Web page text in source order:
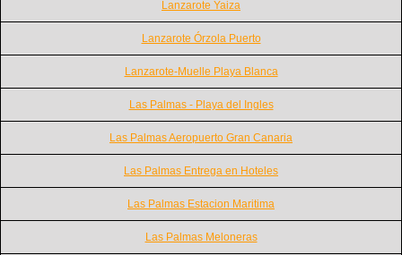
Lanzarote Yaiza
Lanzarote Órzola Puerto
Lanzarote-Muelle Playa Blanca
Las Palmas - Playa del Ingles
Las Palmas Aeropuerto Gran Canaria
Las Palmas Entrega en Hoteles
Las Palmas Estacion Maritima
Las Palmas Meloneras